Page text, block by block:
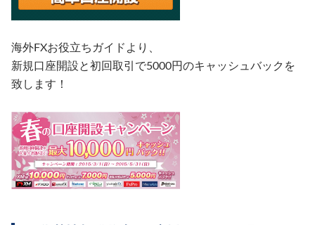
海外FXお役立ちガイドより、
新規口座開設と初回取引で5000円のキャッシュバック を
致します！